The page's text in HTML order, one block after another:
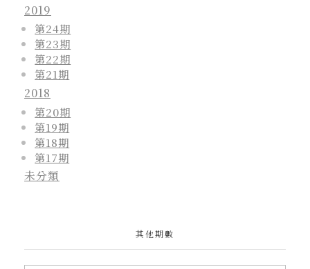
2019
第24期
第23期
第22期
第21期
2018
第20期
第19期
第18期
第17期
未分類
其他期數